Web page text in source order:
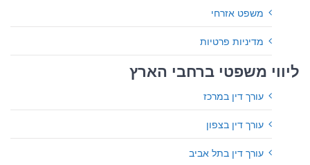
משפט אזרחי
מדיניות פרטיות
ליווי משפטי ברחבי הארץ
עורך דין במרכז
עורך דין בצפון
עורך דין בתל אביב